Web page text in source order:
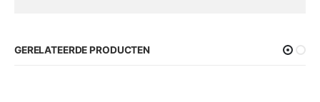
GERELATEERDE PRODUCTEN